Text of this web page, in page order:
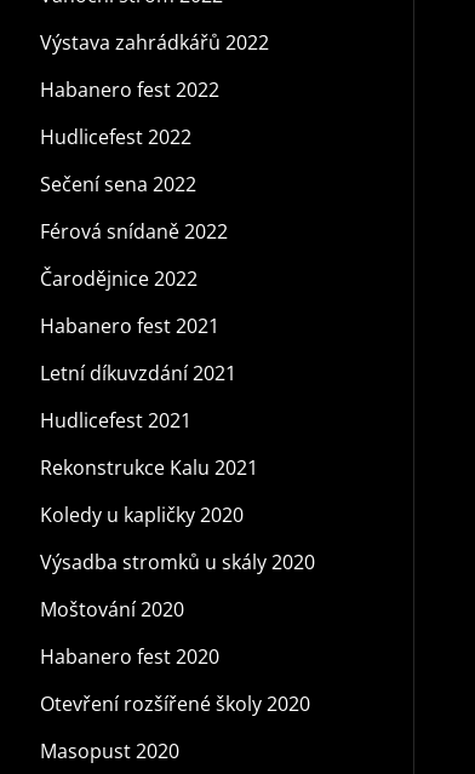
Výstava zahrádkářů 2022
Habanero fest 2022
Hudlicefest 2022
Sečení sena 2022
Férová snídaně 2022
Čarodějnice 2022
Habanero fest 2021
Letní díkuvzdání 2021
Hudlicefest 2021
Rekonstrukce Kalu 2021
Koledy u kapličky 2020
Výsadba stromků u skály 2020
Moštování 2020
Habanero fest 2020
Otevření rozšířené školy 2020
Masopust 2020